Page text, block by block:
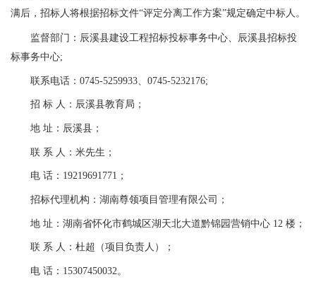
满后，招标人将根据招标文件“评定分离工作方案”规定确定中标人。
监督部门： 辰溪县建设工程招标投标事务中心、辰溪县招标投
标事务中心;
联系电话： 0745-5259933、0745-5232176;
招 标 人：辰溪县教育局；
地 址： 辰溪县 ；
联 系 人：米先生；
电 话： 19219691771；
招标代理机构：湖南尊领项目管理有限公司；
地 址：湖南省怀化市鹤城区湖天北大道黔锦园营销中心 12 楼；
联 系 人：杜超（项目负责人）；
电 话： 15307450032 。